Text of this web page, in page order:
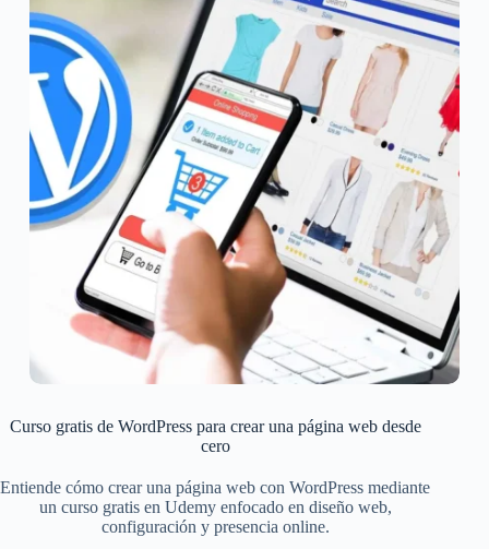
Curso gratis de WordPress para crear una página web desde
cero
Entiende cómo crear una página web con WordPress mediante
un curso gratis en Udemy enfocado en diseño web,
configuración y presencia online.